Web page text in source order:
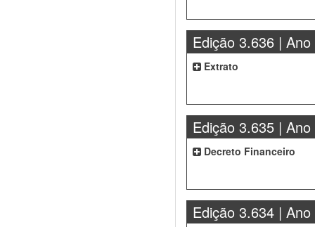
Edição 3.636 | Ano
Extrato
Edição 3.635 | Ano
Decreto Financeiro
Edição 3.634 | Ano